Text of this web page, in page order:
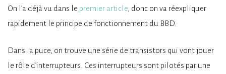
On l’a déjà vu dans le premier article , donc on va réexpliquer
rapidement le principe de fonctionnement du BBD.
Dans la puce, on trouve une série de transistors qui vont jouer
le rôle d’interrupteurs. Ces interrupteurs sont pilotés par une